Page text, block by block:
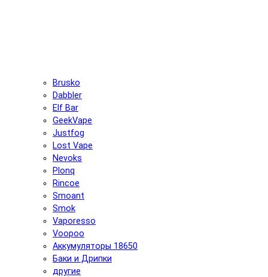
Brusko
Dabbler
Elf Bar
GeekVape
Justfog
Lost Vape
Nevoks
Plonq
Rincoe
Smoant
Smok
Vaporesso
Voopoo
Аккумуляторы 18650
Баки и Дрипки
другие